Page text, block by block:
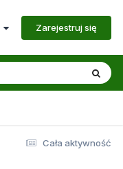
Zarejestruj się
Cała aktywność